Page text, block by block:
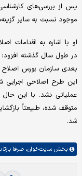
پس از بررسی‌های
موجود نسبت به سایر
او با اشاره به اقدامات
در طول سال گذشته افزود:
بعدی سازمان بورس اصلاح
این طرح اصلاحی اجرایی
شد.
بخش سایت‌خوان، صرفا